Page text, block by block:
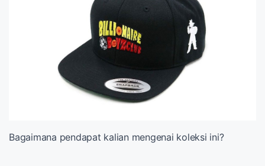
Bagaimana pendapat kalian mengenai koleksi ini?